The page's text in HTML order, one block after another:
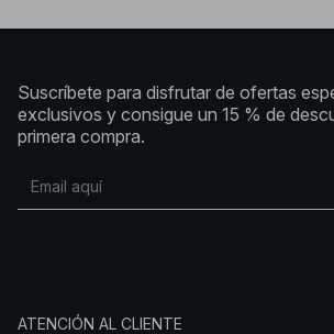
Suscríbete para disfrutar de ofertas
exclusivos y consigue un 15 % de
primera compra.
ATENCIÓN AL CLIENTE